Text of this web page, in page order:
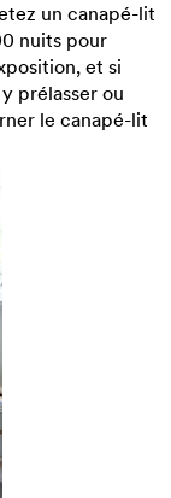
un canapé-lit
nuits pour
et si
prélasser ou
le canapé-lit